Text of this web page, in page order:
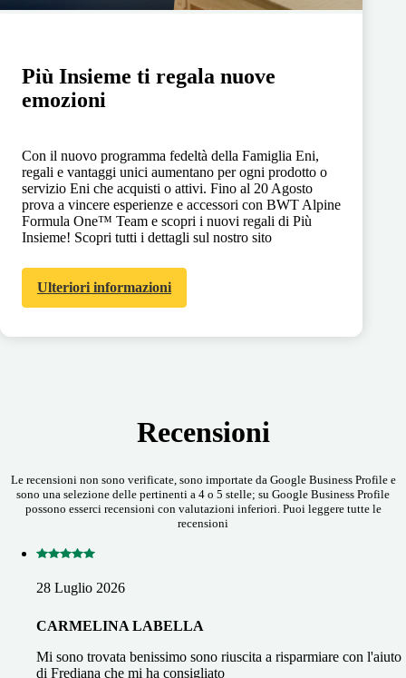
Più Insieme ti regala nuove
emozioni
Con il nuovo programma fedeltà della Famiglia Eni,
regali e vantaggi unici aumentano per ogni prodotto o
servizio Eni che acquisti o attivi. Fino al 20 Agosto
prova a vincere esperienze e accessori con BWT Alpine
Formula One™ Team e scopri i nuovi regali di Più
Insieme! Scopri tutti i dettagli sul nostro sito
Ulteriori informazioni
Recensioni
Le recensioni non sono verificate, sono importate da Google Business Profile e
sono una selezione delle pertinenti a 4 o 5 stelle; su Google Business Profile
possono esserci recensioni con valutazioni inferiori. Puoi leggere tutte le
recensioni
28 Luglio 2026
CARMELINA LABELLA
Mi sono trovata benissimo sono riuscita a risparmiare con l'aiuto
di Frediana che mi ha consigliato